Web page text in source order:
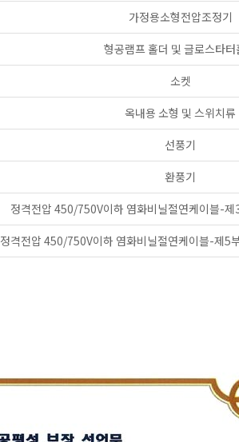
가정용소형전압조정기
형공램프 홀더 및 글로스타터
소켓
옥내용 소형 및 스위치류
선풍기
환풍기
정격전압 450/750V이하 염화비닐절연케이블-제
정격전압 450/750V이하 염화비닐절연케이블-제5